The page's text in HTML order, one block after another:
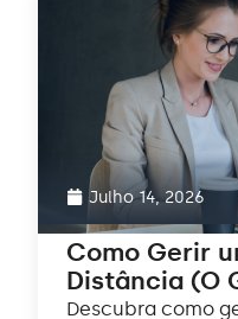
Julho 14, 2026
Como Gerir
Distância (O
Descubra como